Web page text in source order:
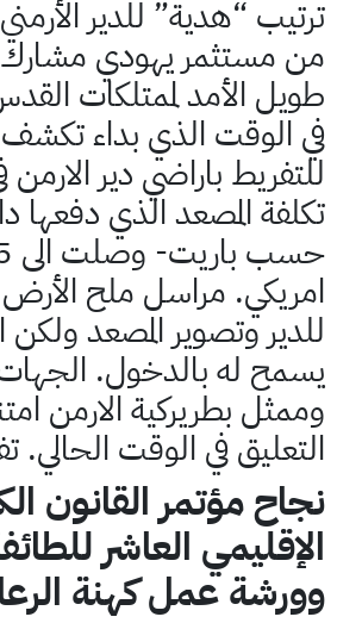
ترتيب “هدية” للدير
من مستثمر يهودي مشارك
طويل الأمد لممتلكات
في الوقت الذي بداء تكشف
للتفريط باراضي دير
تكلفة المصعد الذي دفعها
امريكي. مراسل ملح
للدير وتصوير المصعد ولكن
يسمح له بالدخول.
وممثل بطريركية الارمن
التعليق في الوقت الحالي.
نجاح مؤتمر القانون
الإقليمي العاشر
وورشة عمل كهنة